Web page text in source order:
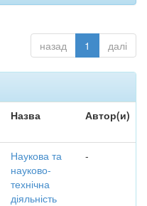
назад 1 далі
Назва Автор(и)
Наукова та
науково-
технічна
діяльність
-